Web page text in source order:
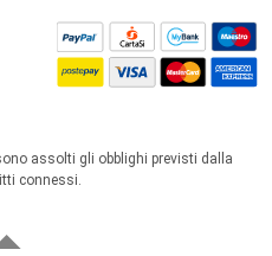
assolti gli obblighi previsti dalla
connessi.